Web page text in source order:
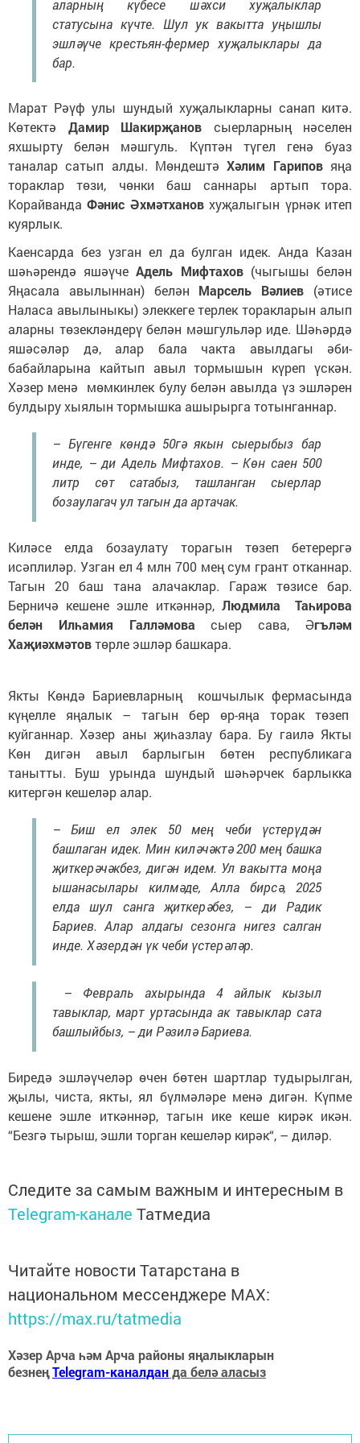
аларның күбесе шәхси хуҗалыклар
статусына күчте. Шул ук вакытта уңышлы
эшләүче крестьян-фермер хуҗалыклары да
бар.
Марат Рәүф улы шундый хуҗалыкларны санап китә.
Көтектә Дамир Шакирҗанов сыерларның нәселен
яхшырту белән мәшгуль. Күптән түгел генә буаз
таналар сатып алды. МөндештәХәлим Гариповяңа
тораклар төзи, чөнки баш саннары артып тора.
КорайвандаФәнис Әхмәтхановхуҗалыгын үрнәк итеп
куярлык.
Каенсарда без узган ел да булган идек. Анда Казан
шәһәрендә яшәүчеАдель Мифтахов(чыгышы белән
Яңасала авылыннан) белән Марсель Вәлиев (әтисе
Наласа авылыныкы) элеккеге терлек торакларын алып
аларны төзекләндерү белән мәшгульләр иде. Шәһәрдә
яшәсәләр дә, алар бала чакта авылдагы әби-
бабайларына кайтып авыл тормышын күреп үскән.
Хәзер менә мөмкинлек булу белән авылда үз эшләрен
булдыру хыялын тормышка ашырырга тотынганнар.
– Бүгенге көндә 50гә якын сыерыбыз бар
инде, – ди Адель Мифтахов. – Көн саен 500
литр сөт сатабыз, ташланган сыерлар
бозаулагач ул тагын да артачак.
Киләсе елда бозаулату торагын төзеп бетерергә
исәплиләр. Узган ел 4 млн 700 мең сум грант отканнар.
Тагын 20 баш тана алачаклар. Гараж төзисе бар.
Берничә кешене эшле иткәннәр, Людмила Таһирова
белән Илһамия Галләмова сыер сава, Әгъләм
Хаҗиәхмәтовтөрле эшләр башкара.
Якты Көндә Бариевларның кошчылык фермасында
күңелле яңалык – тагын бер өр-яңа торак төзеп
куйганнар. Хәзер аны җиһазлау бара. Бу гаилә Якты
Көн дигән авыл барлыгын бөтен республикага
танытты. Буш урында шундый шәһәрчек барлыкка
китергән кешеләр алар.
– Биш ел элек 50 мең чеби үстерүдән
башлаган идек. Мин киләчәктә 200 мең башка
җиткерәчәкбез, дигән идем. Ул вакытта моңа
ышанасылары килмәде, Алла бирсә, 2025
елда шул санга җиткерәбез, – ди Радик
Бариев. Алар алдагы сезонга нигез салган
инде. Хәзердән үк чеби үстерәләр.
– Февраль ахырында 4 айлык кызыл
тавыклар, март уртасында ак тавыклар сата
башлыйбыз, – ди Рәзилә Бариева.
Биредә эшләүчеләр өчен бөтен шартлар тудырылган,
җылы, чиста, якты, ял бүлмәләре менә дигән. Күпме
кешене эшле иткәннәр, тагын ике кеше кирәк икән.
“Безгә тырыш, эшли торган кешеләр кирәк“, – диләр.
Следите за самым важным и интересным в
Telegram-канале Татмедиа
Читайте новости Татарстана в
национальном мессенджере MАХ:
https://max.ru/tatmedia
Хәзер Арча һәм Арча районы яңалыкларын
безнеңTelegram-каналданда белә аласыз